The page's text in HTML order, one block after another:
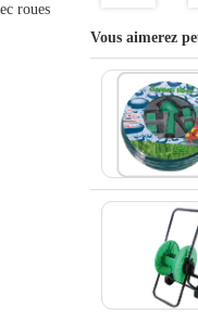
roues
Vous aimerez